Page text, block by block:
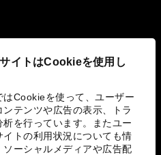
イトはCookieを使用し
はCookieを使って、ユーザー
ンテンツや広告の表示、トラ
析を行っています。またユー
イトの利用状況についても情
ソーシャルメディアや広告配
み